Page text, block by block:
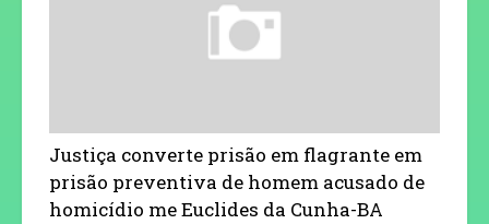
Justiça converte prisão em flagrante em
prisão preventiva de homem acusado de
homicídio me Euclides da Cunha-BA